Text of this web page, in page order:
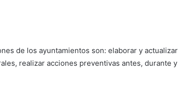
de los ayuntamientos son: elaborar y actualizar
realizar acciones preventivas antes, durante y